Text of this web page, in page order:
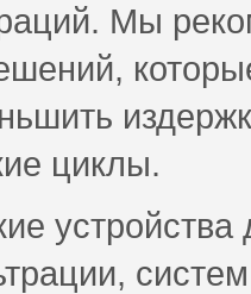
Мы
циклы.